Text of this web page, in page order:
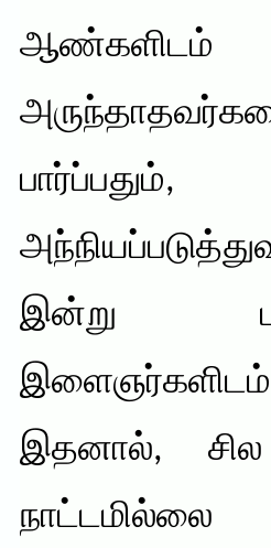
ஆண்களிடம்
இன்று
இதனால்,
நாட்டமில்லை